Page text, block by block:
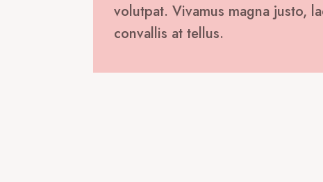
volutpat. Vivamus magna justo,
convallis at tellus.